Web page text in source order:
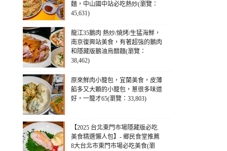
麵，中山國中站必吃熱炒(瀏覽：
45,631)
龍江35鵝肉 熱炒/燒烤/生猛海鮮，
南京復興站美食，有著超強的鵝肉
和隱藏版鵝油烏醋麵(瀏覽：
38,462)
原來鮮肉小籠包，宜蘭美食，皮薄
餡多又大顆的小籠包，蔥很多味道
好，一籠才65(瀏覽：33,803)
【2025 台北東門市場隱藏版必吃
美食精選懶人包】- 鄉民食堂推薦
8大台北市東門市場必吃美食(瀏